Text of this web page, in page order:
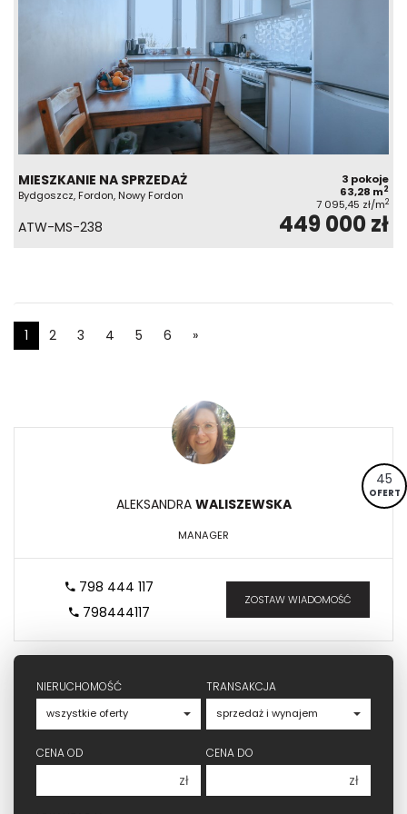
MIESZKANIE NA SPRZEDAŻ
Bydgoszcz, Fordon, Nowy Fordon
3 pokoje
63,28 m2
7 095,45 zł/m2
ATW-MS-238 449 000 zł
1 2 3 4 5 6 »
45
OFERT
ALEKSANDRA WALISZEWSKA
MANAGER
798 444 117
798444117
ZOSTAW WIADOMOŚĆ
NIERUCHOMOŚĆ TRANSAKCJA
CENA OD
zł
CENA DO
zł